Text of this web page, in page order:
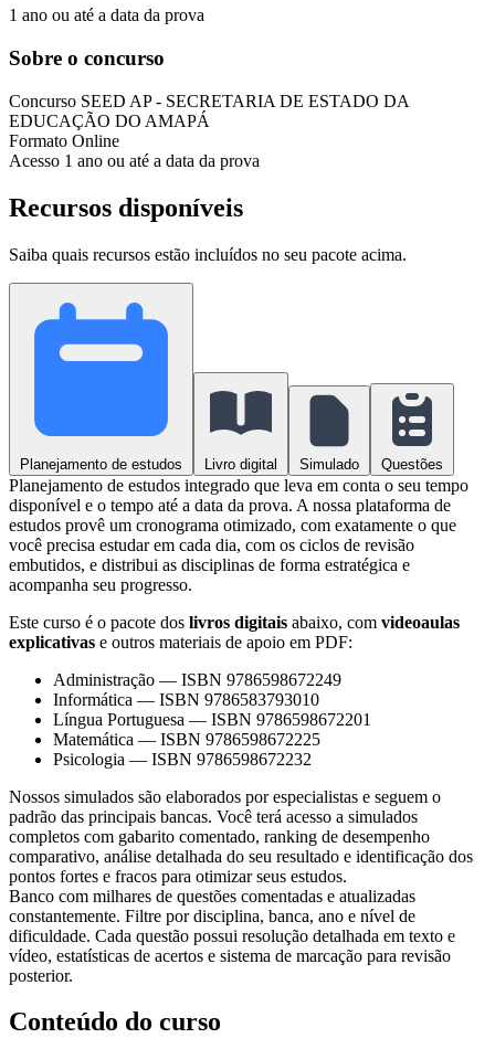
1 ano ou até a data da prova
Sobre o concurso
Concurso SEED AP - SECRETARIA DE ESTADO DA
EDUCAÇÃO DO AMAPÁ
Formato Online
Acesso 1 ano ou até a data da prova
Recursos disponíveis
Saiba quais recursos estão incluídos no seu pacote acima.
Planejamento de estudos Livro digital Simulado Questões
Planejamento de estudos integrado que leva em conta o seu tempo
disponível e o tempo até a data da prova. A nossa plataforma de
estudos provê um cronograma otimizado, com exatamente o que
você precisa estudar em cada dia, com os ciclos de revisão
embutidos, e distribui as disciplinas de forma estratégica e
acompanha seu progresso.
Este curso é o pacote dos livros digitais abaixo, com videoaulas
explicativas e outros materiais de apoio em PDF:
Administração — ISBN 9786598672249
Informática — ISBN 9786583793010
Língua Portuguesa — ISBN 9786598672201
Matemática — ISBN 9786598672225
Psicologia — ISBN 9786598672232
Nossos simulados são elaborados por especialistas e seguem o
padrão das principais bancas. Você terá acesso a simulados
completos com gabarito comentado, ranking de desempenho
comparativo, análise detalhada do seu resultado e identificação dos
pontos fortes e fracos para otimizar seus estudos.
Banco com milhares de questões comentadas e atualizadas
constantemente. Filtre por disciplina, banca, ano e nível de
dificuldade. Cada questão possui resolução detalhada em texto e
vídeo, estatísticas de acertos e sistema de marcação para revisão
posterior.
Conteúdo do curso